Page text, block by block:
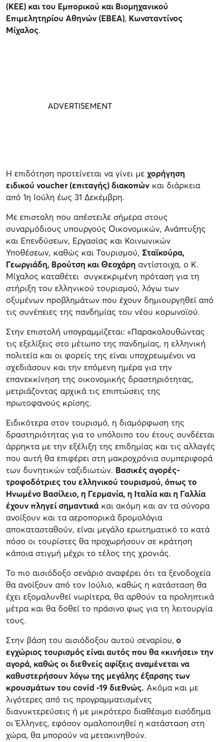
(ΚΕΕ) και του Εμπορικού και Βιομηχανικού
Επιμελητηρίου Αθηνών (ΕΒΕΑ), Κωνσταντίνος
Μίχαλος.
Η επιδότηση προτείνεται να γίνει με χορήγηση
ειδικού voucher (επιταγής) διακοπών και διάρκεια
από 1η Ιούλη έως 31 Δεκέμβρη.
Με επιστολη που απέστειλε σήμερα στους
συναρμόδιους υπουργούς Οικονομικών, Ανάπτυξης
και Επενδύσεων, Εργασίας και Κοινωνικών
Υποθέσεων, καθώς και Τουρισμού, Σταϊκούρα,
Γεωργιάδη, Βρούτση και Θεοχάρη αντίστοιχα, ο Κ.
Μίχαλος καταθέτει συγκεκριμένη πρόταση για τη
στήριξη του ελληνικού τουρισμού, λόγω των
οξυμένων προβλημάτων που έχουν δημιουργηθεί από
τις συνέπειες της πανδημίας του νέου κορωνοϊού.
Στην επιστολή υπογραμμίζεται: «Παρακολουθώντας
τις εξελίξεις στο μέτωπο της πανδημίας, η ελληνική
πολιτεία και οι φορείς της είναι υποχρεωμένοι να
σχεδιάσουν και την επόμενη ημέρα για την
επανεκκίνηση της οικονομικής δραστηριότητας,
μετριάζοντας αρχικά τις επιπτώσεις της
πρωτοφανούς κρίσης.
Ειδικότερα στον τουρισμό, η διαμόρφωση της
δραστηριότητας για το υπόλοιπο του έτους συνδέεται
άρρηκτα με την εξέλιξη της επιδημίας και τις αλλαγές
που αυτή θα επιφέρει στη μακροχρόνια συμπεριφορά
των δυνητικών ταξιδιωτών. Βασικές αγορές-
τροφοδότριες του ελληνικού τουρισμού, όπως το
Ηνωμένο Βασίλειο, η Γερμανία, η Ιταλία και η Γαλλία
έχουν πληγεί σημαντικά και ακόμη και αν τα σύνορα
ανοίξουν και τα αεροπορικά δρομολόγια
αποκατασταθούν, είναι μεγάλο ερωτηματικό το κατά
πόσο οι τουρίστες θα προχωρήσουν σε κράτηση
κάποια στιγμή μέχρι το τέλος της χρονιάς.
Το πιο αισιόδοξο σενάριο αναφέρει ότι τα ξενοδοχεία
θα ανοίξουν από τον Ιούλιο, καθώς η κατάσταση θα
έχει εξομαλυνθεί νωρίτερα, θα αρθούν τα προληπτικά
μέτρα και θα δοθεί το πράσινο φως για τη λειτουργία
τους.
Στην βάση του αισιόδοξου αυτού σεναρίου, ο
εγχώριος τουρισμός είναι αυτός που θα «κινήσει» την
αγορά, καθώς οι διεθνείς αφίξεις αναμένεται να
καθυστερήσουν λόγω της μεγάλης έξαρσης των
κρουσμάτων του covid-19 διεθνώς. Ακόμα και με
λιγότερες από τις προγραμματισμένες
διανυκτερεύσεις ή με μικρότερο διαθέσιμο εισόδημα
οι Έλληνες, εφόσον ομαλοποιηθεί η κατάσταση στη
χώρα, θα μπορούν να μετακινηθούν.